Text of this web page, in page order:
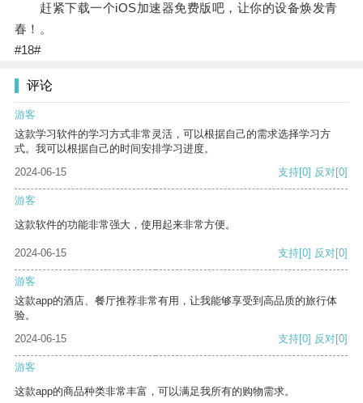
赶紧下载一个iOS加速器免费版吧，让你的设备焕发青
春！。
#18#
评论
游客
这款学习软件的学习方式非常灵活，可以根据自己的需求选择学习方
式。我可以根据自己的时间安排学习进度。
2024-06-15
支持[0] 反对[0]
游客
这款软件的功能非常强大，使用起来非常方便。
2024-06-15 支持[0] 反对[0]
游客
这款app的酒店、餐厅推荐非常有用，让我能够享受到高品质的旅行体
验。
2024-06-15
支持[0] 反对[0]
游客
这款app的商品种类非常丰富，可以满足我所有的购物需求。